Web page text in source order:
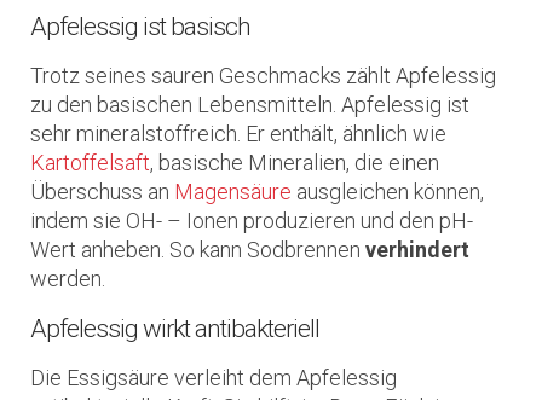
Apfelessig ist basisch
Trotz seines sauren Geschmacks zählt Apfelessig
zu den basischen Lebensmitteln. Apfelessig ist
sehr mineralstoffreich. Er enthält, ähnlich wie
Kartoffelsaft, basische Mineralien, die einen
Überschuss an Magensäure ausgleichen können,
indem sie OH- – Ionen produzieren und den pH-
Wert anheben. So kann Sodbrennen verhindert
werden.
Apfelessig wirkt antibakteriell
Die Essigsäure verleiht dem Apfelessig